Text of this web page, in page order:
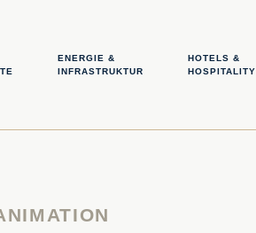
ENERGIE &
INFRASTRUKTUR
HOTELS &
HOSPITALITY